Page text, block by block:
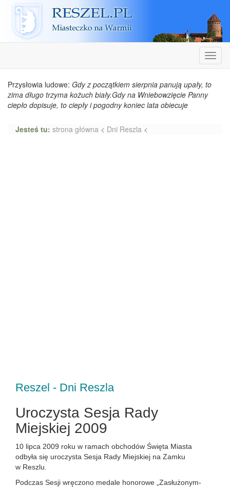
Reszel
Przysłowia ludowe: Gdy z początkiem sierpnia panują upały, to
zima długo trzyma kożuch biały.Gdy na Wniebowzięcie Panny
ciepło dopisuje, to ciepły i pogodny koniec lata obiecuje
Jesteś tu: strona główna < Dni Reszla <
Reszel - Dni Reszla
Uroczysta Sesja Rady
Miejskiej 2009
10 lipca 2009 roku w ramach obchodów Święta Miasta
odbyła się uroczysta Sesja Rady Miejskiej na Zamku
w Reszlu.
Podczas Sesji wręczono medale honorowe „Zasłużonym-